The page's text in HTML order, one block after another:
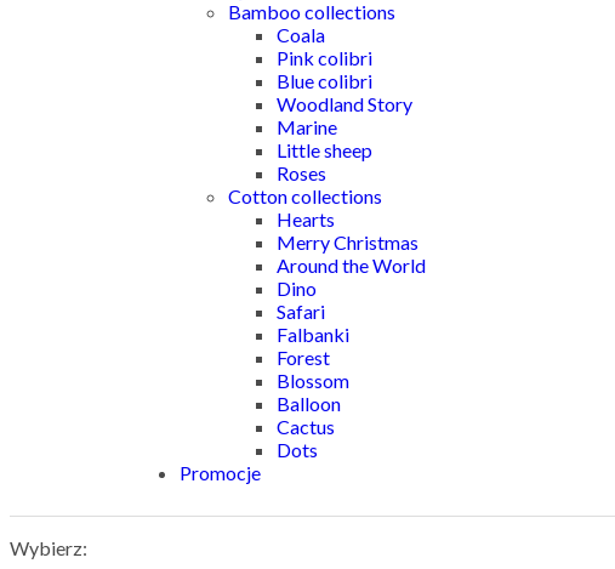
Bamboo collections
Coala
Pink colibri
Blue colibri
Woodland Story
Marine
Little sheep
Roses
Cotton collections
Hearts
Merry Christmas
Around the World
Dino
Safari
Falbanki
Forest
Blossom
Balloon
Cactus
Dots
Promocje
Wybierz: